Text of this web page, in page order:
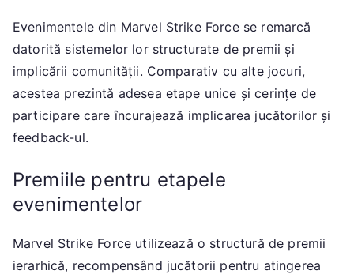
Evenimentele din Marvel Strike Force se remarcă
datorită sistemelor lor structurate de premii și
implicării comunității. Comparativ cu alte jocuri,
acestea prezintă adesea etape unice și cerințe de
participare care încurajează implicarea jucătorilor și
feedback-ul.
Premiile pentru etapele
evenimentelor
Marvel Strike Force utilizează o structură de premii
ierarhică, recompensând jucătorii pentru atingerea